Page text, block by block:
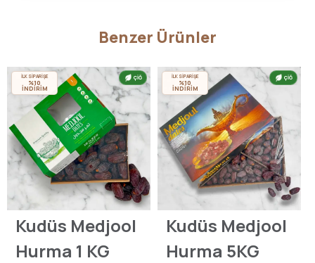
Benzer Ürünler
ÇİĞ
İLK SİPARİŞE
%10
İNDİRİM
Kudüs Medjool
Hurma 1 KG
ÇİĞ
İLK SİPARİŞE
%10
İNDİRİM
Kudüs Medjool
Hurma 5KG